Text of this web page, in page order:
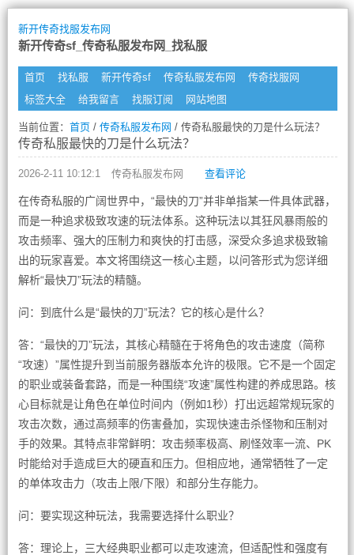
新开传奇找服发布网
新开传奇sf_传奇私服发布网_找私服
首页 找私服 新开传奇sf 传奇私服发布网
传奇找服网
标签大全
给我留言 找服订阅 网站地图
当前位置： 首页/ 传奇私服发布网 / 传奇私服最快的刀是什么玩法？
传奇私服最快的刀是什么玩法？
2026-2-11 10:12:1 传奇私服发布网 查看评论
在传奇私服的广阔世界中，“最快的刀”并非单指某一件具体武器，
而是一种追求极致攻速的玩法体系。这种玩法以其狂风暴雨般的
攻击频率、强大的压制力和爽快的打击感，深受众多追求极致输
出的玩家喜爱。本文将围绕这一核心主题，以问答形式为您详细
解析“最快刀”玩法的精髓。
问：到底什么是“最快的刀”玩法？它的核心是什么？
答：“最快的刀”玩法，其核心精髓在于将角色的攻击速度（简称
“攻速）”属性提升到当前服务器版本允许的极限。它不是一个固定
的职业或装备套路，而是一种围绕“攻速”属性构建的养成思路。核
心目标就是让角色在单位时间内（例如1秒）打出远超常规玩家的
攻击次数，通过高频率的伤害叠加，实现快速击杀怪物和压制对
手的效果。其特点非常鲜明：攻击频率极高、刷怪效率一流、PK
时能给对手造成巨大的硬直和压力。但相应地，通常牺牲了一定
的单体攻击力（攻击上限/下限）和部分生存能力。
问：要实现这种玩法，我需要选择什么职业？
答：理论上，三大经典职业都可以走攻速流，但适配性和强度有